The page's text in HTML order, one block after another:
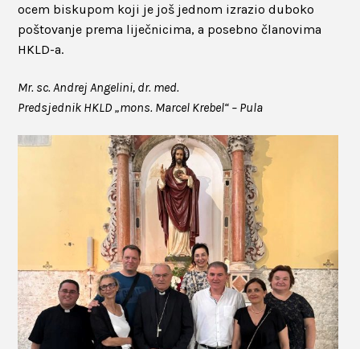
ocem biskupom koji je još jednom izrazio duboko
poštovanje prema liječnicima, a posebno članovima
HKLD-a.
Mr. sc. Andrej Angelini, dr. med.
Predsjednik HKLD „mons. Marcel Krebel“ – Pula